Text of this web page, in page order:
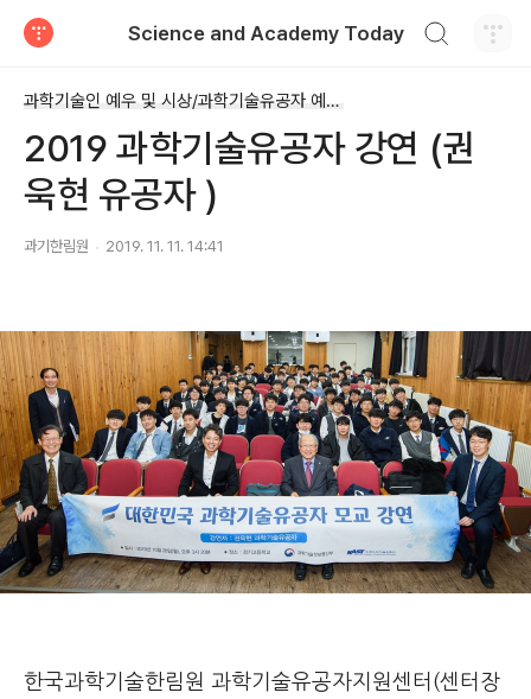
Science and Academy Today
과학기술인 예우 및 시상/과학기술유공자 예우 및 지원
2019 과학기술유공자 강연 (권
욱현 유공자 )
과기한림원 2019. 11. 11. 14:41
한국과학기술한림원 과학기술유공자지원센터(센터장